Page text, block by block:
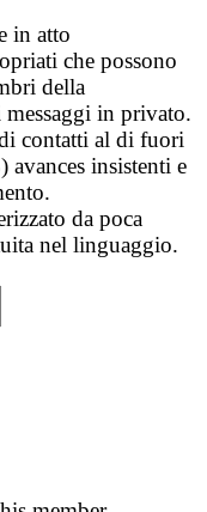
in atto
che possono
della
in privato.
contatti al di fuori
insistenti e
da poca
nel linguaggio.